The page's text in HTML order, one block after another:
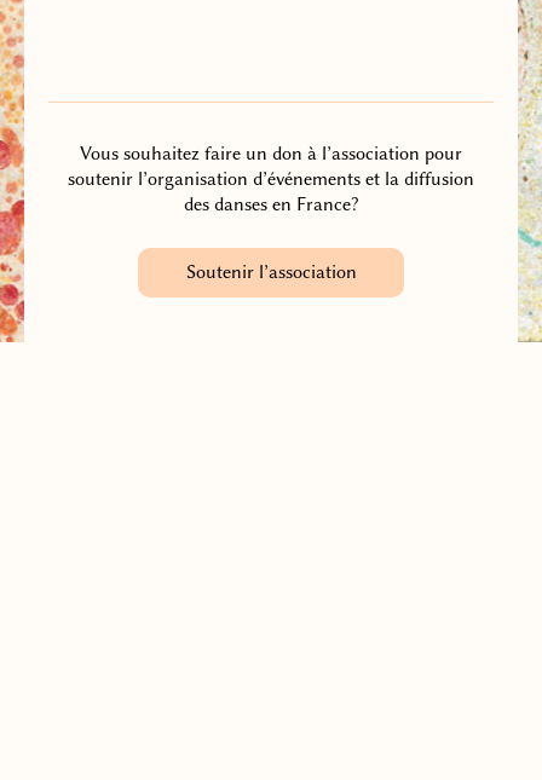
Vous souhaitez faire un don à l’association pour
soutenir l’organisation d’événements et la diffusion
des danses en France?
Soutenir l’association